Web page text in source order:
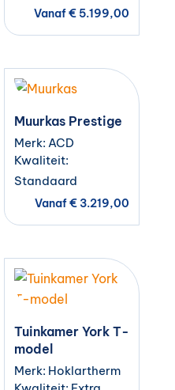
Vanaf€ 5.199,00
Muurkas Prestige
Merk: ACD
Kwaliteit:
Standaard
Vanaf€ 3.219,00
Tuinkamer York T-
model
Merk: Hoklartherm